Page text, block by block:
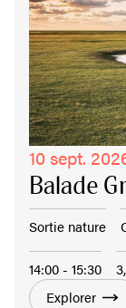
10 sept.
Balade
Sortie nature
14:00 - 15:30
Explorer